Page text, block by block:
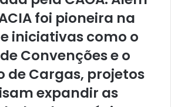
foi pioneira na
iniciativas como o
Convenções e o
de Cargas, projetos
expandir as